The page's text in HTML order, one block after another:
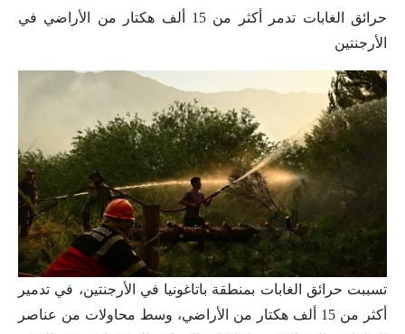
حرائق الغابات تدمر أكثر من 15 ألف هكتار من الأراضي في
الأرجنتين
تسببت حرائق الغابات بمنطقة باتاغونيا في الأرجنتين، في تدمير
أكثر من 15 ألف هكتار من الأراضي، وسط محاولات من عناصر